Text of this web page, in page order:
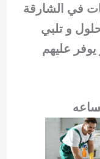
في الشارقة
و تلبي
عليهم